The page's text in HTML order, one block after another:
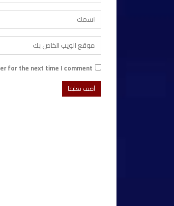
for the next time I comment.